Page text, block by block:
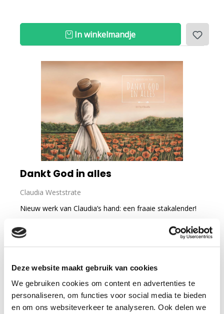
Deze website maakt gebruik van cookies
We gebruiken cookies om content en advertenties te
personaliseren, om functies voor social media te bieden
en om ons websiteverkeer te analyseren. Ook delen we
In winkelmandje
Dankt God in alles
Claudia Weststrate
Nieuw werk van Claudia’s hand: een fraaie stakalender!
1599
Op voorraad
Voor 12 uur besteld, vandaag verzonden